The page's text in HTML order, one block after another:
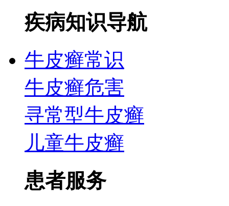
疾病知识导航
牛皮癣常识
牛皮癣危害
寻常型牛皮癣
儿童牛皮癣
患者服务